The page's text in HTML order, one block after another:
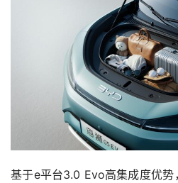
基于e平台3.0 Evo高集成度优